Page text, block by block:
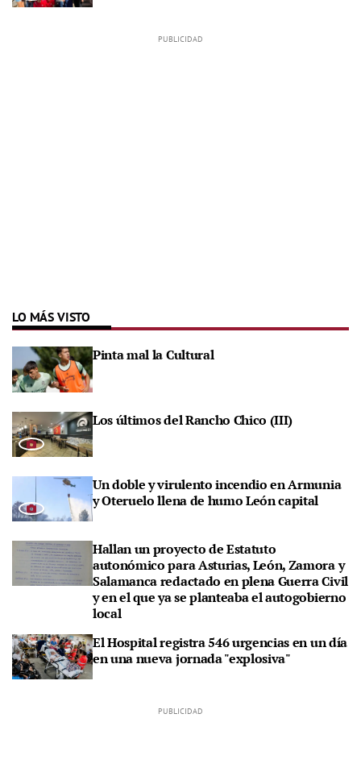
LO MÁS VISTO
Pinta mal la Cultural
Los últimos del Rancho Chico (III)
Un doble y virulento incendio en Armunia
y Oteruelo llena de humo León capital
Hallan un proyecto de Estatuto
autonómico para Asturias, León, Zamora y
Salamanca redactado en plena Guerra Civil
y en el que ya se planteaba el autogobierno
local
El Hospital registra 546 urgencias en un día
en una nueva jornada "explosiva"